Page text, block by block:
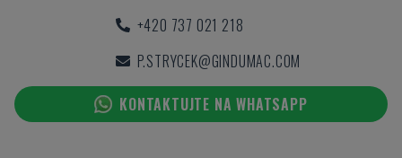
+420 737 021 218
P.STRYCEK@GINDUMAC.COM
KONTAKTUJTE NA WHATSAPP